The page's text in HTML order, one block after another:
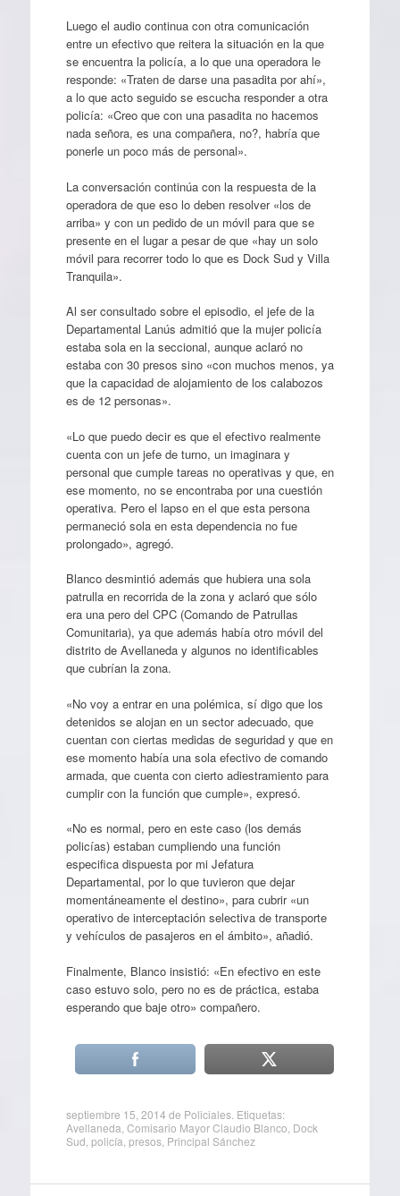
Luego el audio continua con otra comunicación
entre un efectivo que reitera la situación en la que
se encuentra la policía, a lo que una operadora le
responde: «Traten de darse una pasadita por ahí»,
a lo que acto seguido se escucha responder a otra
policía: «Creo que con una pasadita no hacemos
nada señora, es una compañera, no?, habría que
ponerle un poco más de personal».
La conversación continúa con la respuesta de la
operadora de que eso lo deben resolver «los de
arriba» y con un pedido de un móvil para que se
presente en el lugar a pesar de que «hay un solo
móvil para recorrer todo lo que es Dock Sud y Villa
Tranquila».
Al ser consultado sobre el episodio, el jefe de la
Departamental Lanús admitió que la mujer policía
estaba sola en la seccional, aunque aclaró no
estaba con 30 presos sino «con muchos menos, ya
que la capacidad de alojamiento de los calabozos
es de 12 personas».
«Lo que puedo decir es que el efectivo realmente
cuenta con un jefe de turno, un imaginara y
personal que cumple tareas no operativas y que, en
ese momento, no se encontraba por una cuestión
operativa. Pero el lapso en el que esta persona
permaneció sola en esta dependencia no fue
prolongado», agregó.
Blanco desmintió además que hubiera una sola
patrulla en recorrida de la zona y aclaró que sólo
era una pero del CPC (Comando de Patrullas
Comunitaria), ya que además había otro móvil del
distrito de Avellaneda y algunos no identificables
que cubrían la zona.
«No voy a entrar en una polémica, sí digo que los
detenidos se alojan en un sector adecuado, que
cuentan con ciertas medidas de seguridad y que en
ese momento había una sola efectivo de comando
armada, que cuenta con cierto adiestramiento para
cumplir con la función que cumple», expresó.
«No es normal, pero en este caso (los demás
policías) estaban cumpliendo una función
especifica dispuesta por mi Jefatura
Departamental, por lo que tuvieron que dejar
momentáneamente el destino», para cubrir «un
operativo de interceptación selectiva de transporte
y vehículos de pasajeros en el ámbito», añadió.
Finalmente, Blanco insistió: «En efectivo en este
caso estuvo solo, pero no es de práctica, estaba
esperando que baje otro» compañero.
septiembre 15, 2014 de Policiales. Etiquetas:
Avellaneda Comisario Mayor Claudio Blanco Dock
Sud policía presos, Principal Sánchez